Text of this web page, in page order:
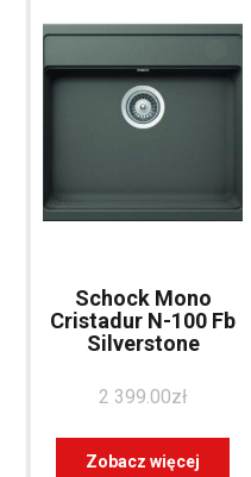
Schock Mono
Cristadur N-100 Fb
Silverstone
2 399.00zł
Zobacz więcej